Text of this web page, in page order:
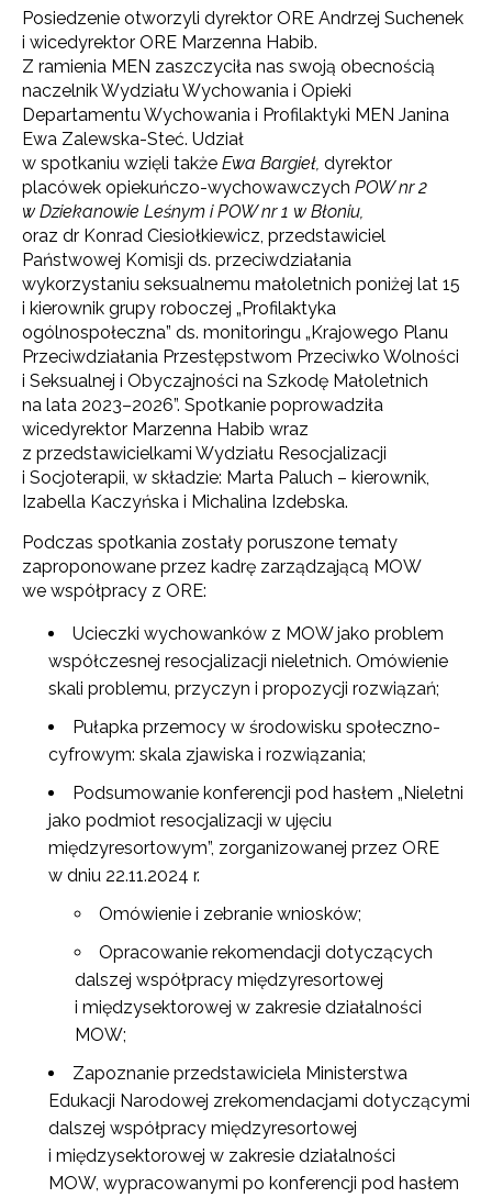
Posiedzenie otworzyli dyrektor ORE Andrzej Suchenek
i wicedyrektor ORE Marzenna Habib.
Z ramienia MEN zaszczyciła nas swoją obecnością
naczelnik Wydziału Wychowania i Opieki
Departamentu Wychowania i Profilaktyki MEN Janina
Ewa Zalewska-Steć. Udział
w spotkaniu wzięli także Ewa Bargieł, dyrektor
placówek opiekuńczo-wychowawczych POW nr 2
w Dziekanowie Leśnym i POW nr 1 w Błoniu,
oraz dr Konrad Ciesiołkiewicz, przedstawiciel
Państwowej Komisji ds. przeciwdziałania
wykorzystaniu seksualnemu małoletnich poniżej lat 15
i kierownik grupy roboczej „Profilaktyka
ogólnospołeczna” ds. monitoringu „Krajowego Planu
Przeciwdziałania Przestępstwom Przeciwko Wolności
i Seksualnej i Obyczajności na Szkodę Małoletnich
na lata 2023–2026”. Spotkanie poprowadziła
wicedyrektor Marzenna Habib wraz
z przedstawicielkami Wydziału Resocjalizacji
i Socjoterapii, w składzie: Marta Paluch – kierownik,
Izabella Kaczyńska i Michalina Izdebska.
Podczas spotkania zostały poruszone tematy
zaproponowane przez kadrę zarządzającą MOW
we współpracy z ORE:
Ucieczki wychowanków z MOW jako problem
współczesnej resocjalizacji nieletnich. Omówienie
skali problemu, przyczyn i propozycji rozwiązań;
Pułapka przemocy w środowisku społeczno-
cyfrowym: skala zjawiska i rozwiązania;
Podsumowanie konferencji pod hasłem „Nieletni
jako podmiot resocjalizacji w ujęciu
międzyresortowym”, zorganizowanej przez ORE
w dniu 22.11.2024 r.
Omówienie i zebranie wniosków;
Opracowanie rekomendacji dotyczących
dalszej współpracy międzyresortowej
i międzysektorowej w zakresie działalności
MOW;
Zapoznanie przedstawiciela Ministerstwa
Edukacji Narodowej zrekomendacjami dotyczącymi
dalszej współpracy międzyresortowej
i międzysektorowej w zakresie działalności
MOW, wypracowanymi po konferencji pod hasłem